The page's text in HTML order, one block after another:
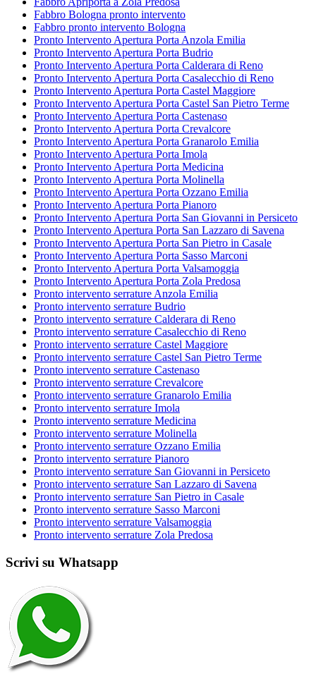
Fabbro Bologna pronto intervento
Fabbro pronto intervento Bologna
Pronto Intervento Apertura Porta Anzola Emilia
Pronto Intervento Apertura Porta Budrio
Pronto Intervento Apertura Porta Calderara di Reno
Pronto Intervento Apertura Porta Casalecchio di Reno
Pronto Intervento Apertura Porta Castel Maggiore
Pronto Intervento Apertura Porta Castel San Pietro Terme
Pronto Intervento Apertura Porta Castenaso
Pronto Intervento Apertura Porta Crevalcore
Pronto Intervento Apertura Porta Granarolo Emilia
Pronto Intervento Apertura Porta Imola
Pronto Intervento Apertura Porta Medicina
Pronto Intervento Apertura Porta Molinella
Pronto Intervento Apertura Porta Ozzano Emilia
Pronto Intervento Apertura Porta Pianoro
Pronto Intervento Apertura Porta San Giovanni in Persiceto
Pronto Intervento Apertura Porta San Lazzaro di Savena
Pronto Intervento Apertura Porta San Pietro in Casale
Pronto Intervento Apertura Porta Sasso Marconi
Pronto Intervento Apertura Porta Valsamoggia
Pronto Intervento Apertura Porta Zola Predosa
Pronto intervento serrature Anzola Emilia
Pronto intervento serrature Budrio
Pronto intervento serrature Calderara di Reno
Pronto intervento serrature Casalecchio di Reno
Pronto intervento serrature Castel Maggiore
Pronto intervento serrature Castel San Pietro Terme
Pronto intervento serrature Castenaso
Pronto intervento serrature Crevalcore
Pronto intervento serrature Granarolo Emilia
Pronto intervento serrature Imola
Pronto intervento serrature Medicina
Pronto intervento serrature Molinella
Pronto intervento serrature Ozzano Emilia
Pronto intervento serrature Pianoro
Pronto intervento serrature San Giovanni in Persiceto
Pronto intervento serrature San Lazzaro di Savena
Pronto intervento serrature San Pietro in Casale
Pronto intervento serrature Sasso Marconi
Pronto intervento serrature Valsamoggia
Pronto intervento serrature Zola Predosa
Scrivi su Whatsapp